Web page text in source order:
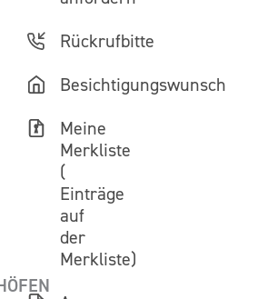
Rückrufbitte
Besichtigungswunsch
Meine
Merkliste
(
Einträge
auf
der
Merkliste)